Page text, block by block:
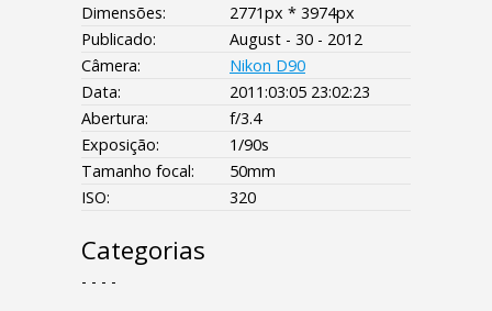
Dimensões:
2771px * 3974px
Publicado:
August - 30 - 2012
Câmera:
Nikon D90
Data:
2011:03:05 23:02:23
Abertura:
f/3.4
Exposição:
1/90s
Tamanho focal:
50mm
ISO:
320
Categorias
- - - -